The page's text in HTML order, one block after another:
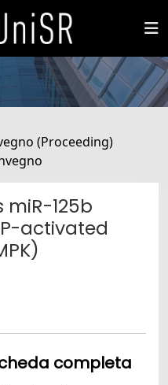
(Proceeding)
125b
activated
completa